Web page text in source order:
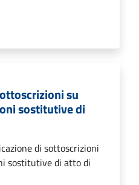
su
sostitutive di
di sottoscrizioni
sostitutive di atto di